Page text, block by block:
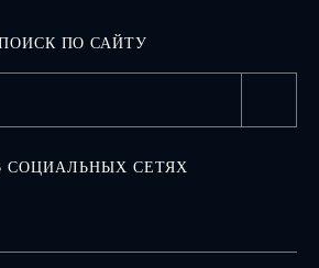
ПО САЙТУ
СОЦИАЛЬНЫХ СЕТЯХ